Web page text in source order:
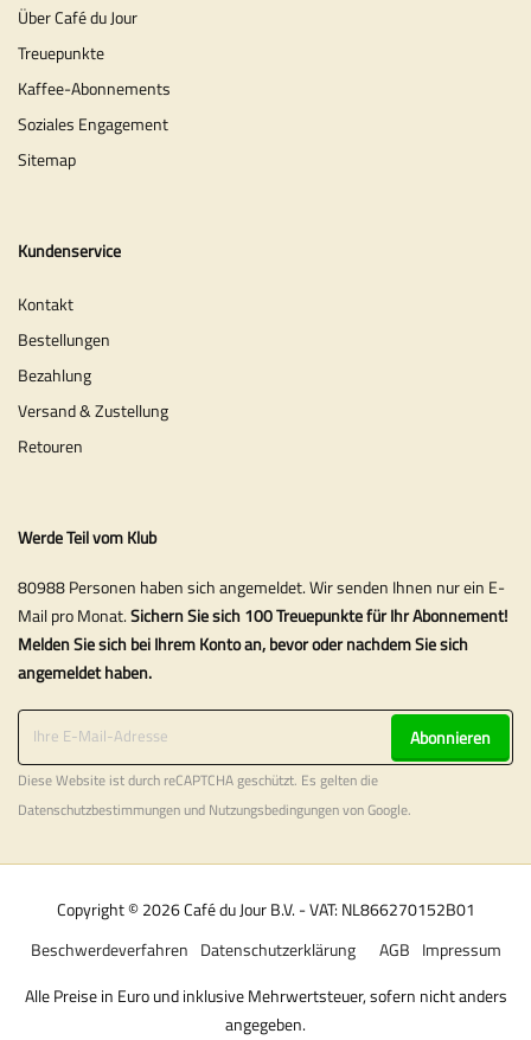
Über Café du Jour
Treuepunkte
Kaffee-Abonnements
Soziales Engagement
Sitemap
Kundenservice
Kontakt
Bestellungen
Bezahlung
Versand & Zustellung
Retouren
Werde Teil vom Klub
80988 Personen haben sich angemeldet. Wir senden Ihnen nur ein E-
Mail pro Monat.Sichern Sie sich 100 Treuepunkte für Ihr Abonnement!
Melden Sie sich bei Ihrem Konto an, bevor oder nachdem Sie sich
angemeldet haben.
Abonnieren
Diese Website ist durch reCAPTCHA geschützt. Es gelten die
Datenschutzbestimmungen und Nutzungsbedingungenvon Google.
Copyright © 2026 Café du Jour B.V. - VAT: NL866270152B01
Impressum
AGB
Datenschutzerklärung
Beschwerdeverfahren
Alle Preise in Euro und inklusive Mehrwertsteuer, sofern nicht anders
angegeben.